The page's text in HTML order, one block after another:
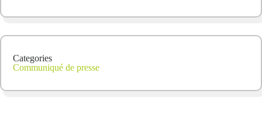
Categories
Communiqué de presse